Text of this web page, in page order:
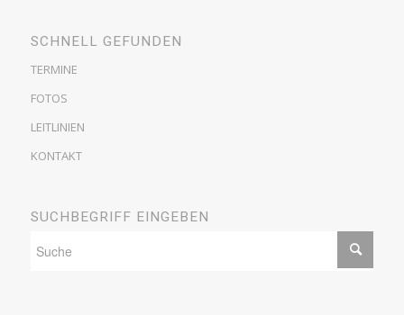
SCHNELL GEFUNDEN
TERMINE
FOTOS
LEITLINIEN
KONTAKT
SUCHBEGRIFF EINGEBEN